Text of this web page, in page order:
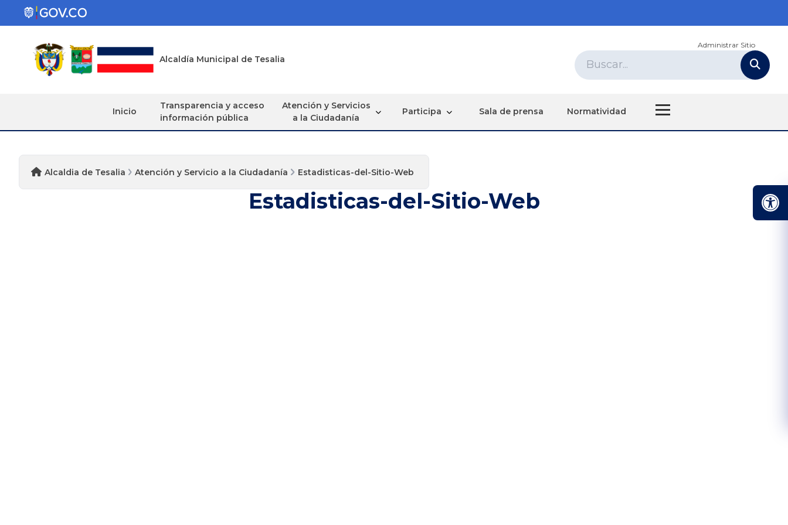
Alcaldía Municipal de Tesalia
Administrar Sitio
Inicio
Transparencia y acceso
información pública
Atención y Servicios
a la Ciudadanía
Participa Sala de prensa Normatividad
Alcaldia de Tesalia Atención y Servicio a la Ciudadanía Estadisticas-del-Sitio-Web
Estadisticas-del-Sitio-Web